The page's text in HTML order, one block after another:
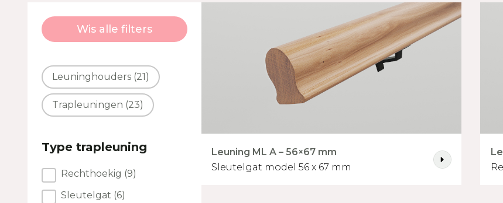
Wis alle filters
Facet type product
Leuninghouders (21)
Trapleuningen (23)
Type trapleuning
Type trapleuning
Rechthoekig (9)
Sleutelgat (6)
Leuning ML A – 56×67 mm
Sleutelgat model 56 x 67 mm